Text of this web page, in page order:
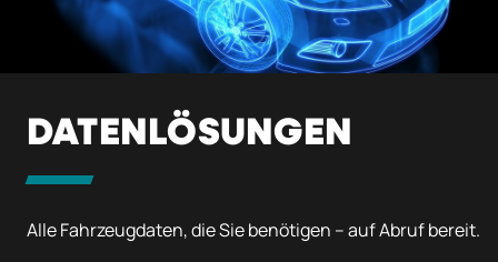
DATENLÖSUNGEN
Alle Fahrzeugdaten, die Sie benötigen – auf Abruf bereit.